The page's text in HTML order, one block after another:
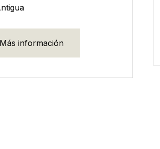
Más información